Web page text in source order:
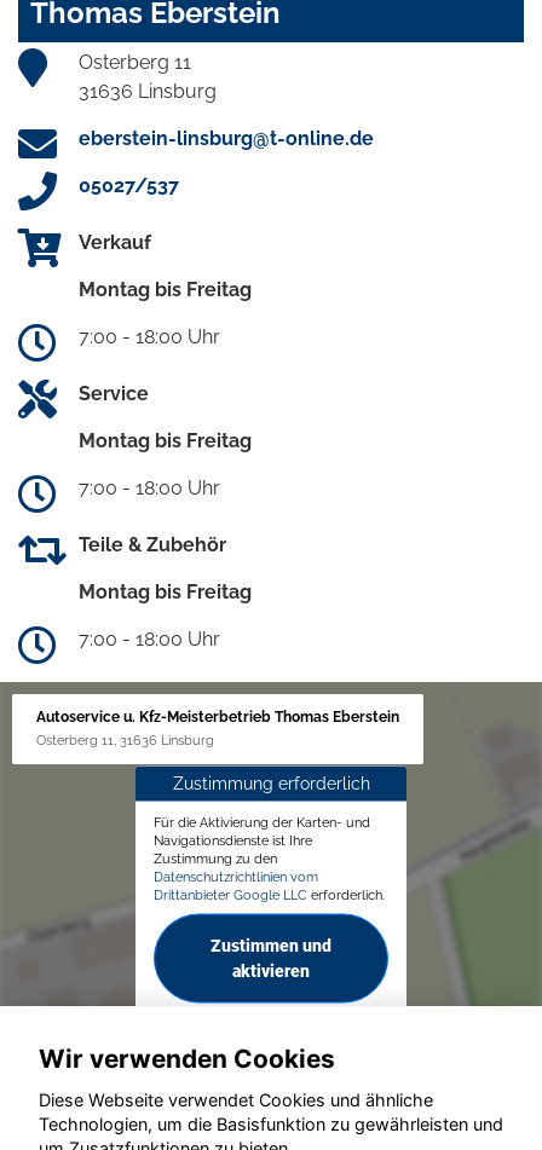
Thomas Eberstein
Osterberg 11
31636 Linsburg
eberstein-linsburg@t-online.de
05027/537
Verkauf
Montag bis Freitag
7:00 - 18:00 Uhr
Service
Montag bis Freitag
7:00 - 18:00 Uhr
Teile & Zubehör
Montag bis Freitag
7:00 - 18:00 Uhr
Autoservice u. Kfz-Meisterbetrieb Thomas Eberstein
Osterberg 11, 31636 Linsburg
Zustimmung erforderlich
Für die Aktivierung der Karten- und
Navigationsdienste ist Ihre
Zustimmung zu den
Datenschutzrichtlinien vom
Drittanbieter Google LLC erforderlich.
Zustimmen und
aktivieren
Wir verwenden Cookies
Diese Webseite verwendet Cookies und ähnliche
Technologien, um die Basisfunktion zu gewährleisten und